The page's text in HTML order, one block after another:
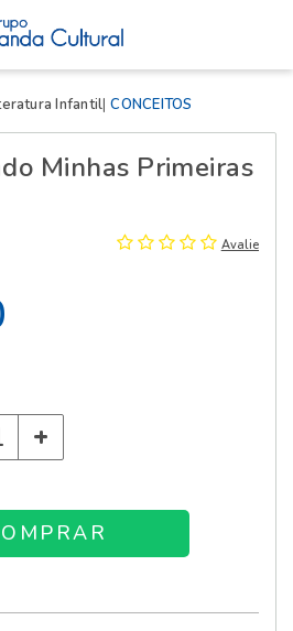
Infantil CONCEITOS
Minhas Primeiras
Avalie
+